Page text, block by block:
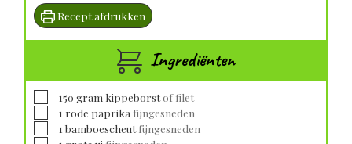
Recept afdrukken
Ingrediënten
▢
150 gram kippeborstof filet
▢1 rode paprika fijngesneden
▢1 bamboescheut fijngesneden